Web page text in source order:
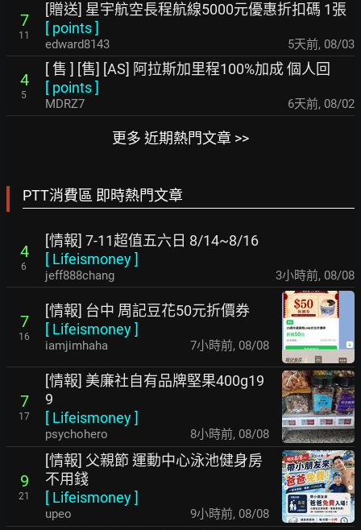
7
11
[贈送] 星宇航空長程航線5000元優惠折扣碼 1張
[ points]
edward8143 5天前, 08/03
4
5
[ 售 ] [售] [AS] 阿拉斯加里程100%加成 個人回
[ points]
MDRZ7 6天前, 08/02
更多 近期熱門文章 >>
PTT消費區 即時熱門文章
4
6
[情報] 7-11超值五六日 8/14~8/16
[ Lifeismoney]
jeff888chang 3小時前, 08/08
7
16
[情報] 台中 周記豆花50元折價券
[ Lifeismoney]
iamjimhaha 7小時前, 08/08
7
17
[情報] 美廉社自有品牌堅果400g19
9
[ Lifeismoney]
psychohero 8小時前, 08/08
9
21
[情報] 父親節 運動中心泳池健身房
不用錢
[ Lifeismoney]
upeo 9小時前, 08/08